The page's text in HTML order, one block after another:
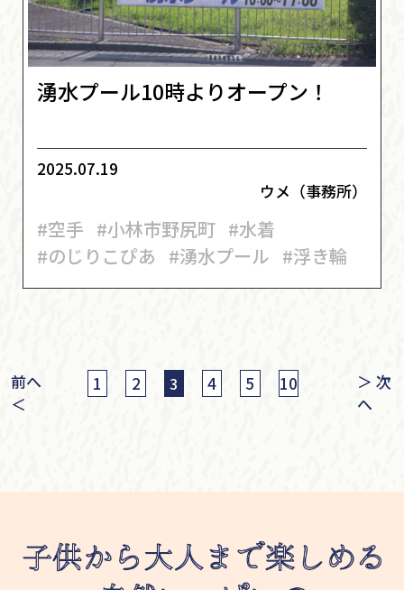
湧水プール10時よりオープン！
2025.07.19
ウメ（事務所）
#空手 #小林市野尻町 #水着
#のじりこぴあ #湧水プール #浮き輪
前へ
＜
1 2 3 4 5 10
＞ 次
へ